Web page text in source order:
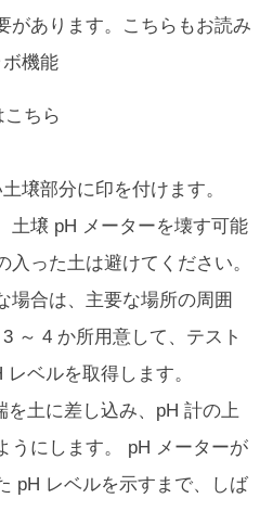
があります。こちらもお読み
機能
ちら
壌部分に印を付けます。
土壌 pH メーターを壊す可能
った土は避けてください。
場合は、主要な場所の周囲
～ 4 か所用意して、テスト
ベルを取得します。
を土に差し込み、pH 計の上
うにします。 pH メーターが
pH レベルを示すまで、しば